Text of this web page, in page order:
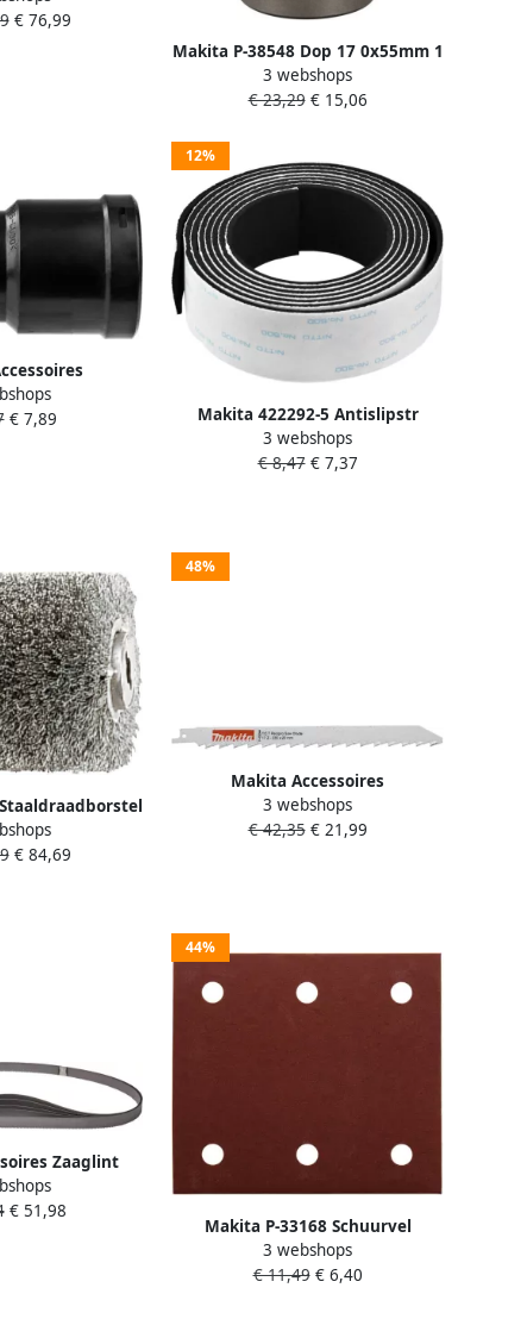
€ 76,99
Makita P-38548 Dop 17 0x55mm 1
4" ZK Vorm E | Mtools
3 webshops
€ 23,29€ 15,06
| MACHINEZIJDE
1
€ 7,89
12%
Makita 422292-5 Antislipstr
1500mm 199141-8 | Mtools
3 webshops
€ 8,47€ 7,37
| Mtools
€ 84,69
48%
Makita Accessoires
Reciprozaagblad HM
"zilv"235mm S1543HM P-45244
3 webshops
€ 42,35€ 21,99
Zaaglint
Tandafstand 1
40559
€ 51,98
44%
Makita P-33168 Schuurvel
114x102 K320 Red Velcro |
Mtools
3 webshops
€ 11,49€ 6,40